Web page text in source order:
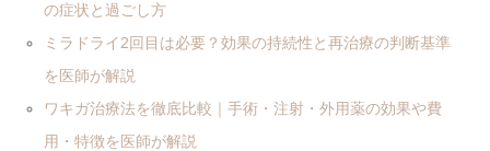
の症状と過ごし方
ミラドライ2回目は必要？効果の持続性と再治療の判断基準
を医師が解説
ワキガ治療法を徹底比較｜手術・注射・外用薬の効果や費
用・特徴を医師が解説